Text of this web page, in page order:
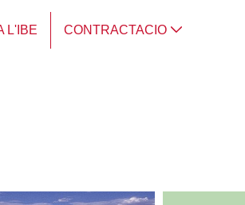
L'IBE CONTRACTACIO